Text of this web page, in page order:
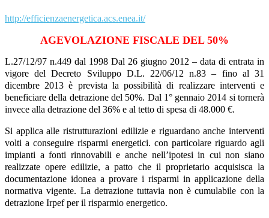
http://efficienzaenergetica.acs.enea.it/
AGEVOLAZIONE FISCALE DEL 50%
L.27/12/97 n.449 dal 1998 Dal 26 giugno 2012 – data di entrata in
vigore del Decreto Sviluppo D.L. 22/06/12 n.83 – fino al 31
dicembre 2013 è prevista la possibilità di realizzare interventi e
beneficiare della detrazione del 50%. Dal 1° gennaio 2014 si tornerà
invece alla detrazione del 36% e al tetto di spesa di 48.000 €.
Si applica alle ristrutturazioni edilizie e riguardano anche interventi
volti a conseguire risparmi energetici. con particolare riguardo agli
impianti a fonti rinnovabili e anche nell’ipotesi in cui non siano
realizzate opere edilizie, a patto che il proprietario acquisisca la
documentazione idonea a provare i risparmi in applicazione della
normativa vigente. La detrazione tuttavia non è cumulabile con la
detrazione Irpef per il risparmio energetico.